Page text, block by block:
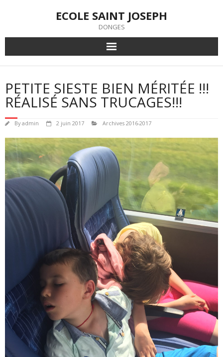
ECOLE SAINT JOSEPH
DONGES
PETITE SIESTE BIEN MÉRITÉE !!!
RÉALISÉ SANS TRUCAGES!!!
Byadmin 2 juin 2017 Archives 2016-2017